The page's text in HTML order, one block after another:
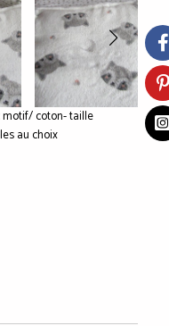
motif/ coton- taille
au choix